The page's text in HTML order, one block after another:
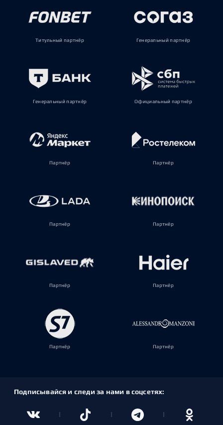
Титульный партнёр Генеральный партнёр
Генеральный партнёр Официальный партнёр
Партнёр Партнёр
Партнёр Партнёр
Партнёр Партнёр
Партнёр Партнёр
Подписывайся и следи за нами в соцсетях: